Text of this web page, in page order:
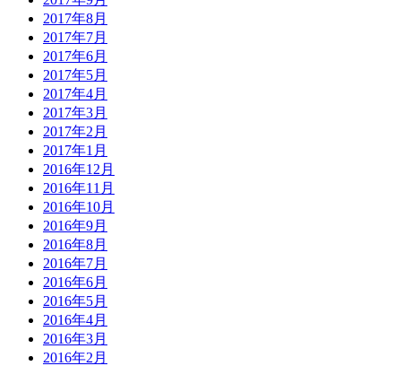
2017年8月
2017年7月
2017年6月
2017年5月
2017年4月
2017年3月
2017年2月
2017年1月
2016年12月
2016年11月
2016年10月
2016年9月
2016年8月
2016年7月
2016年6月
2016年5月
2016年4月
2016年3月
2016年2月